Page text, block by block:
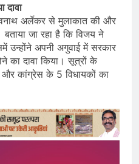
दावा
अर्लेकर से मुलाकात की और
जा रहा है कि विजय ने
उन्होंने अपनी अगुवाई में सरकार
का दावा किया। सूत्रों के
कांग्रेस के 5 विधायकों का